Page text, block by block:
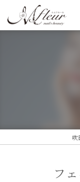
吹
フ